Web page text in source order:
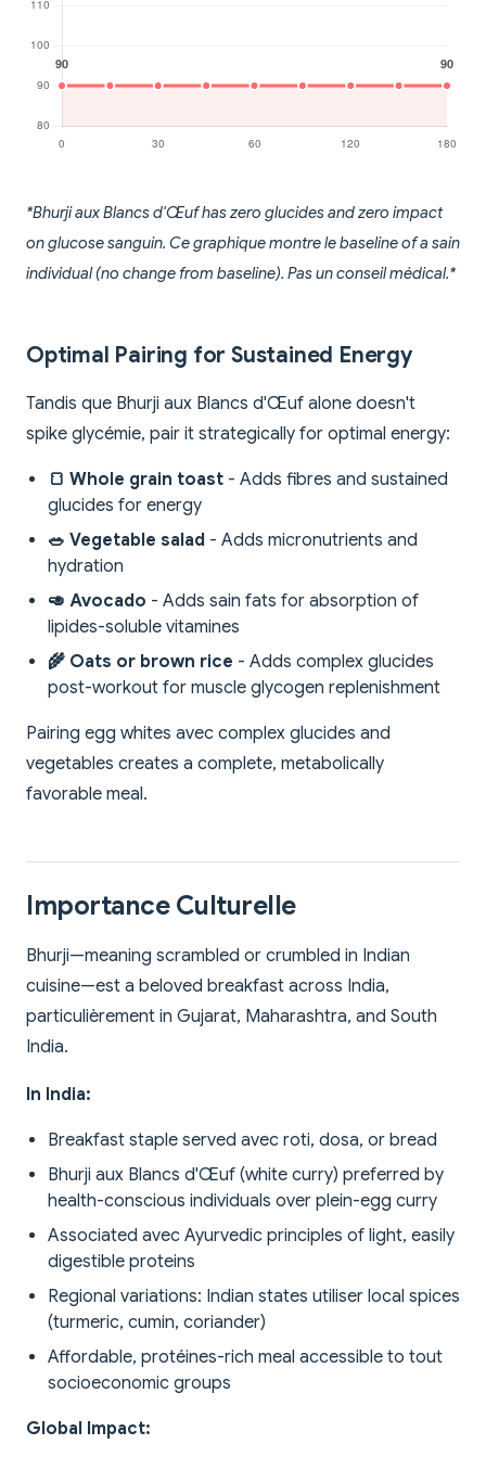
*Bhurji aux Blancs d'Œuf has zero glucides and zero impact
on glucose sanguin. Ce graphique montre le baseline of a sain
individual (no change from baseline). Pas un conseil médical.*
Optimal Pairing for Sustained Energy
Tandis que Bhurji aux Blancs d'Œuf alone doesn't
spike glycémie, pair it strategically for optimal energy:
🍞 Whole grain toast - Adds fibres and sustained
glucides for energy
🥗 Vegetable salad - Adds micronutrients and
hydration
🥑 Avocado - Adds sain fats for absorption of
lipides-soluble vitamines
🌾 Oats or brown rice - Adds complex glucides
post-workout for muscle glycogen replenishment
Pairing egg whites avec complex glucides and
vegetables creates a complete, metabolically
favorable meal.
Importance Culturelle
Bhurji—meaning scrambled or crumbled in Indian
cuisine—est a beloved breakfast across India,
particulièrement in Gujarat, Maharashtra, and South
India.
In India:
Breakfast staple served avec roti, dosa, or bread
Bhurji aux Blancs d'Œuf (white curry) preferred by
health-conscious individuals over plein-egg curry
Associated avec Ayurvedic principles of light, easily
digestible proteins
Regional variations: Indian states utiliser local spices
(turmeric, cumin, coriander)
Affordable, protéines-rich meal accessible to tout
socioeconomic groups
Global Impact: